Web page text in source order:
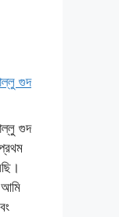
গুদ
গুদ